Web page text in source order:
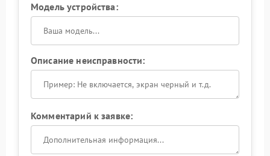
Модель устройства:
Описание неисправности:
Комментарий к заявке: